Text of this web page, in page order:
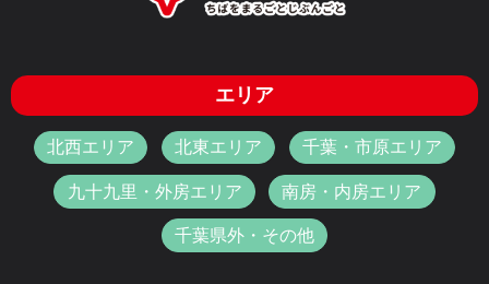
エリア
北西エリア 北東エリア 千葉・市原エリア
九十九里・外房エリア 南房・内房エリア
千葉県外・その他